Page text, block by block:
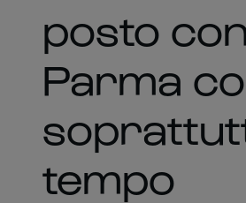
posto
Parma
tempo